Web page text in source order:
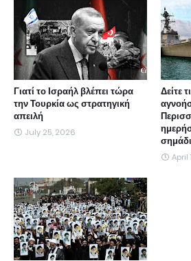
Γιατί το Ισραήλ βλέπει τώρα
την Τουρκία ως στρατηγική
απειλή
July 25, 2026
Δείτε
April